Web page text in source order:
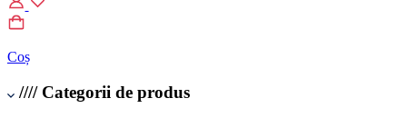
Coș
//// Categorii de produs